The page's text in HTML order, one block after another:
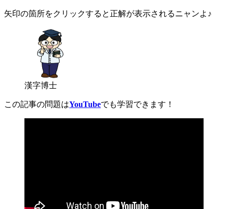
矢印の箇所をクリックすると正解が表示されるニャンよ♪
漢字博士
この記事の問題はYouTubeでも学習できます！